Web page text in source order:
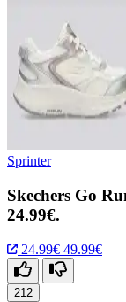
Sprinter
Skechers Go
24.99€.
24.99€ 49.99€
212